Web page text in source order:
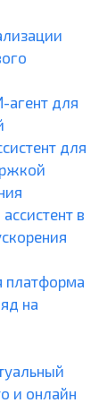
агент для
для
в
платформа
на
и онлайн